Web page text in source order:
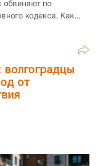
обвиняют по
кодекса. Как...
от